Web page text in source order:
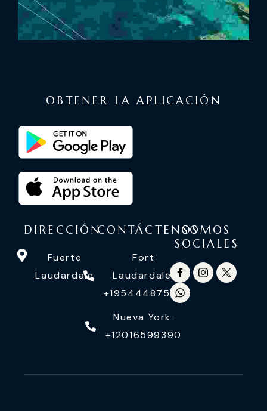
OBTENER LA APLICACIÓN
DIRECCIÓN
Fuerte
Laudardale
CONTÁCTENOS
Fort
Laudardale:
+19544487558
Nueva York:
+12016599390
SOMOS
SOCIALES